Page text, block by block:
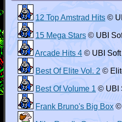
12 Top Amstrad Hits ©
15 Mega Stars © UBI
Arcade Hits 4 © UBI
Best Of Elite Vol. 2 ©
Best Of Volume 1 © UBI
Frank Bruno's Big Box ©